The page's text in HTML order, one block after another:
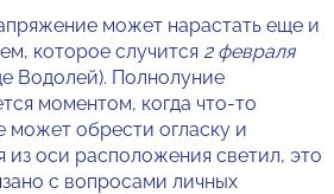
может нарастать еще и
которое случится 2 февраля
Водолей). Полнолуние
моментом, когда что-то
может обрести огласку и
из оси расположения светил, это
с вопросами личных